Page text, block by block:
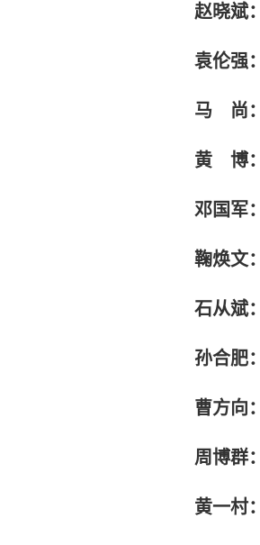
赵晓斌：
袁伦强：
马 尚：
黄 博：
邓国军：
鞠焕文：
石从斌：
孙合肥：
曹方向：
周博群：
黄一村：